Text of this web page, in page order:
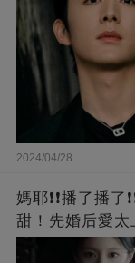
2024/04/28
媽耶❗❗播了播
甜！先婚后愛太